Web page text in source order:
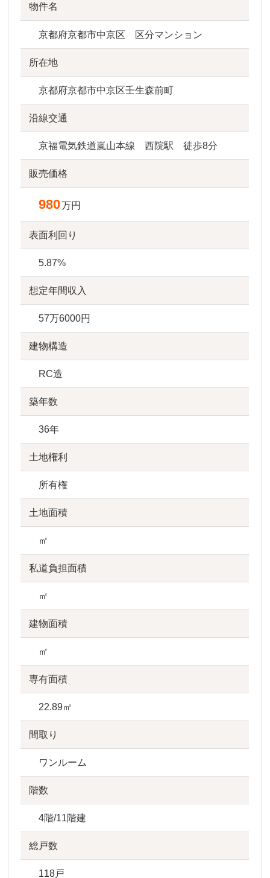
物件名
京都府京都市中京区 区分マンション
所在地
京都府京都市中京区壬生森前町
沿線交通
京福電気鉄道嵐山本線 西院駅 徒歩8分
販売価格
980万円
表面利回り
5.87%
想定年間収入
57万6000円
建物構造
RC造
築年数
36年
土地権利
所有権
土地面積
㎡
私道負担面積
㎡
建物面積
㎡
専有面積
22.89㎡
間取り
ワンルーム
階数
4階/11階建
総戸数
118戸